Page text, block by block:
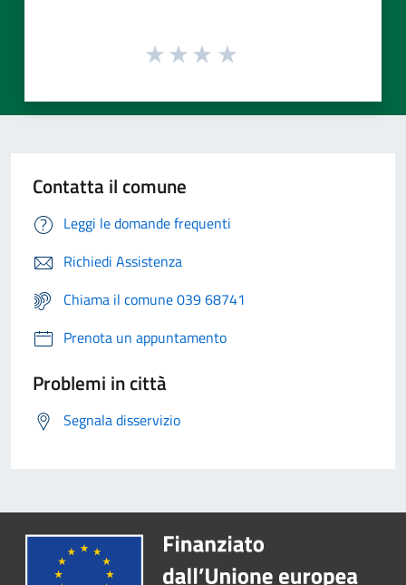
Contatta il comune
Leggi le domande frequenti
Richiedi Assistenza
Chiama il comune 039 68741
Prenota un appuntamento
Problemi in città
Segnala disservizio